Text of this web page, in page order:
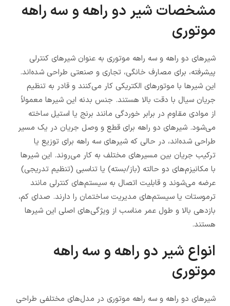
مشخصات شیر دو راهه و سه راهه
موتوری
شیرهای دو راهه و سه راهه موتوری به عنوان شیرهای کنترلی
پیشرفته، برای مصارف خانگی، تجاری و صنعتی طراحی شده‌اند.
این شیرها با موتورهای الکتریکی کار می‌کنند و قادر به تنظیم
جریان سیال با دقت بالا هستند. جنس بدنه این شیرها معمولاً
از موادی مقاوم در برابر خوردگی مانند برنج یا استیل ساخته
می‌شود. شیرهای دو راهه برای قطع و وصل جریان در یک مسیر
طراحی شده‌اند، در حالی که شیرهای سه راهه برای توزیع یا
ترکیب جریان بین مسیرهای مختلف به کار می‌روند. این شیرها
با مکانیزم‌های دو حالته (باز/بسته) یا تناسبی (تنظیم تدریجی)
عرضه می‌شوند و قابلیت اتصال به سیستم‌های کنترلی مانند
ترموستات یا سیستم‌های مدیریت ساختمان را دارند. صدای کم،
بازدهی بالا و طول عمر مناسب از ویژگی‌های اصلی این شیرها
هستند.
انواع شیر دو راهه و سه راهه
موتوری
شیرهای دو راهه و سه راهه موتوری در مدل‌های مختلفی طراحی